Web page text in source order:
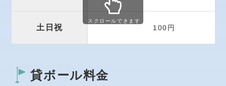
土日祝 100円
スクロールできます
貸ボール料金